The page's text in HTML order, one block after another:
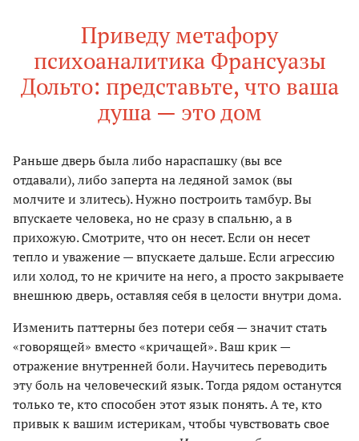
Приведу метафору
психоаналитика Франсуазы
Дольто: представьте, что ваша
душа — это дом
Раньше дверь была либо нараспашку (вы все
отдавали), либо заперта на ледяной замок (вы
молчите и злитесь). Нужно построить тамбур. Вы
впускаете человека, но не сразу в спальню, а в
прихожую. Смотрите, что он несет. Если он несет
тепло и уважение — впускаете дальше. Если агрессию
или холод, то не кричите на него, а просто закрываете
внешнюю дверь, оставляя себя в целости внутри дома.
Изменить паттерны без потери себя — значит стать
«говорящей» вместо «кричащей». Ваш крик —
отражение внутренней боли. Научитесь переводить
эту боль на человеческий язык. Тогда рядом останутся
только те, кто способен этот язык понять. А те, кто
привык к вашим истерикам, чтобы чувствовать свое